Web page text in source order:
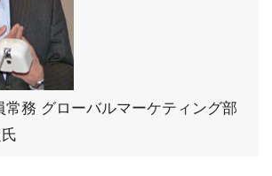
常務 グローバルマーケティング部